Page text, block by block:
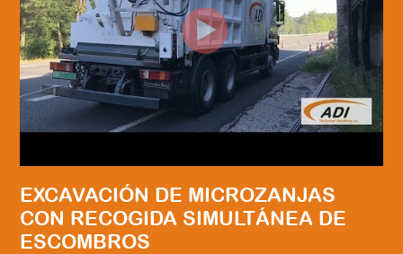
EXCAVACIÓN DE MICROZANJAS
CON RECOGIDA SIMULTÁNEA DE
ESCOMBROS